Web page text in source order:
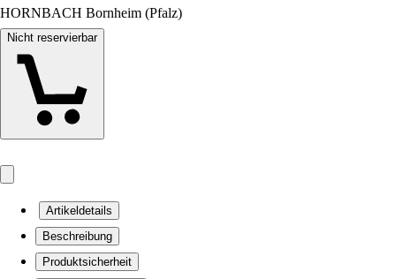
HORNBACH Bornheim (Pfalz)
Nicht reservierbar
Artikeldetails
Beschreibung
Produktsicherheit